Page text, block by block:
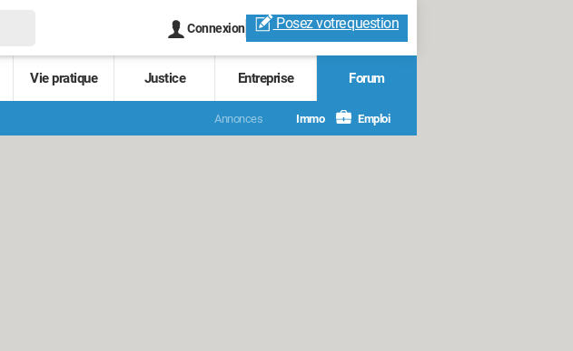
Connexion Posez votrequestion
Vie pratique Justice Entreprise Forum
Annonces Immo Emploi